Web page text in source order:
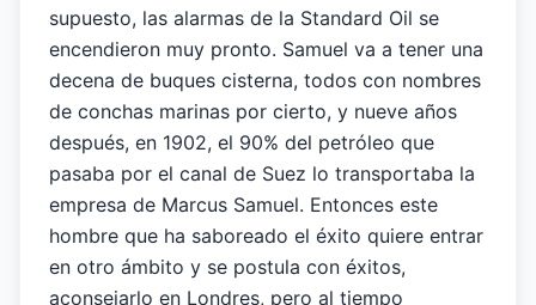
supuesto, las alarmas de la Standard Oil se
encendieron muy pronto. Samuel va a tener una
decena de buques cisterna, todos con nombres
de conchas marinas por cierto, y nueve años
después, en 1902, el 90% del petróleo que
pasaba por el canal de Suez lo transportaba la
empresa de Marcus Samuel. Entonces este
hombre que ha saboreado el éxito quiere entrar
en otro ámbito y se postula con éxitos,
aconsejarlo en Londres, pero al tiempo